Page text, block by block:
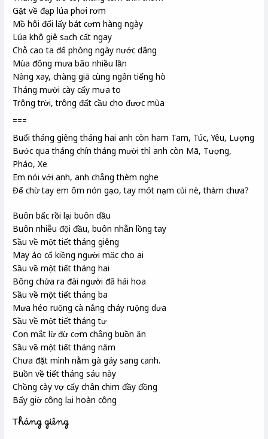
Gặt về đạp lúa phơi rơm
Mồ hôi đổi lấy bát cơm hàng ngày
Lúa khô giê sạch cất ngay
Chỗ cao ta để phòng ngày nước dâng
Mùa đông mưa bão nhiều lần
Nàng xay, chàng giã cùng ngân tiếng hò
Tháng mười cày cấy mưa to
Trông trời, trông đất cầu cho được mùa
===
Buổi tháng giêng tháng hai anh còn ham Tam, Túc, Yêu, Lượng
Bước qua tháng chín tháng mười thì anh còn Mã, Tượng,
Pháo, Xe
Em nói với anh, anh chẳng thèm nghe
Để chừ tay em ôm nón gạo, tay mót nạm củi nè, thảm chưa?
Buôn bấc rồi lại buôn dầu
Buôn nhiễu đội đầu, buôn nhẫn lồng tay
Sầu về một tiết tháng giêng
May áo cổ kiềng người mặc cho ai
Sầu về một tiết tháng hai
Bông chửa ra đài người đã hái hoa
Sầu về một tiết tháng ba
Mưa héo ruộng cà nắng cháy ruộng dưa
Sầu về một tiết tháng tư
Con mắt lừ đừ cơm chẳng buồn ăn
Sầu về một tiết tháng năm
Chưa đặt mình nằm gà gáy sang canh.
Buồn về tiết tháng sáu này
Chồng cày vợ cấy chân chim đầy đồng
Bấy giờ công lại hoàn công
Tháng giêng